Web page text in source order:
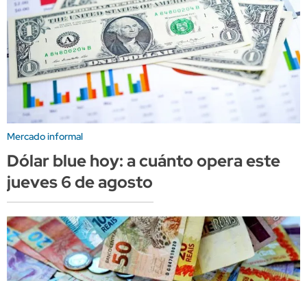
Mercado informal
Dólar blue hoy: a cuánto opera este
jueves 6 de agosto